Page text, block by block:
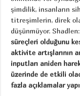
şimdilik, insanların
titreşimlerin, direk
düşünmüyor.
süreçleri olduğunu
aktivite artışlarının
inputları aniden
üzerinde de etkili
fazla açıklamalar